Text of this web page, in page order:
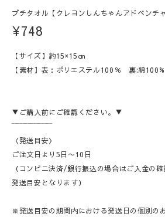
プチタオル【クレヨンしんちゃんアドベンチ
¥748
【サイズ】約15×15㎝
【素材】表：ポリエステル100％ 裏:綿100%
▼ご購入前にご確認ください。▼
‾‾‾‾‾‾‾‾‾‾‾‾‾‾‾
〈発送目安〉
ご注文日より5日〜10日
（コンビニ決済/銀行振込の場合はご入金の
発送目安となります）
※発送目安の期間内における発送日の個別の